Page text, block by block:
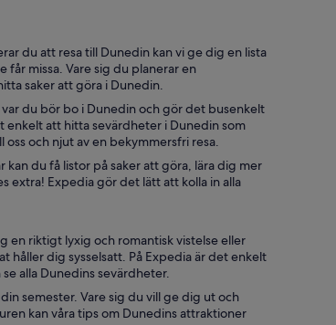
med utsikt över en sjö, med berg i bakgrunden.
En gräsklädd åker med ett
du att resa till Dunedin kan vi ge dig en lista
missa. Vare sig du planerar en
saker att göra i Dunedin.
du bör bo i Dunedin och gör det busenkelt
att hitta sevärdheter i Dunedin som
och njut av en bekymmersfri resa.
du få listor på saker att göra, lära dig mer
extra! Expedia gör det lätt att kolla in alla
en riktigt lyxig och romantisk vistelse eller
håller dig sysselsatt. På Expedia är det enkelt
alla Dunedins sevärdheter.
semester. Vare sig du vill ge dig ut och
kan våra tips om Dunedins attraktioner